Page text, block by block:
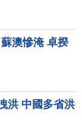
澳慘淹 卓揆
洪 中國多省洪